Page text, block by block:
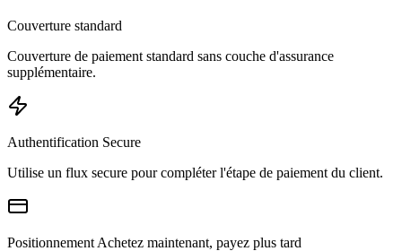
Couverture standard
Couverture de paiement standard sans couche d'assurance
supplémentaire.
Authentification Secure
Utilise un flux secure pour compléter l'étape de paiement du client.
Positionnement Achetez maintenant, payez plus tard